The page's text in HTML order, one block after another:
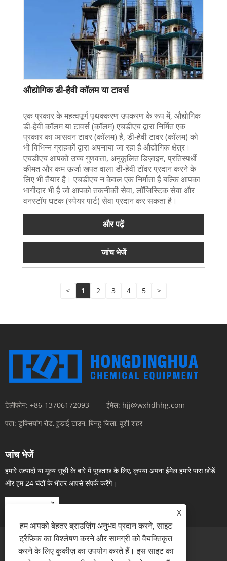
औद्योगिक डी-हैवी कॉलम या टावर्स
एक प्रकार के महत्वपूर्ण पृथक्करण उपकरण के रूप में, औद्योगिक
डी-हेवी कॉलम या टावर्स (कॉलम) एचडीएच द्वारा निर्मित एक
प्रकार का आसवन टावर (कॉलम) है, डी-हेवी टावर (कॉलम) को
भी विभिन्न ग्राहकों द्वारा अपनाया जा रहा है औद्योगिक क्षेत्र।
एचडीएच आपको उच्च गुणवत्ता, अनुकूलित डिज़ाइन, प्रतिस्पर्धी
कीमत और कम ऊर्जा खपत वाला डी-हेवी टॉवर प्रदान करने के
लिए भी तैयार है। एचडीएच न केवल एक निर्माता है बल्कि आपका
भागीदार भी है जो आपको तकनीकी सेवा, लॉजिस्टिक सेवा और
वनस्टॉप घटक (स्पेयर पार्ट) सेवा प्रदान कर सकता है।
और पढ़ें
जांच भेजें
< 1 2 3 4 5 >
टेलीफोन: +86-13706172093 ईमेल: hjj@wxhdhhg.com
पता: डुक्सियांग रोड, हुडाई टाउन, बिनहु जिला, वूशी शहर
जांच भेजें
हमारे उत्पादों या मूल्य सूची के बारे में पूछताछ के लिए, कृपया अपना ईमेल हमारे पास छोड़ें
और हम 24 घंटों के भीतर आपसे संपर्क करेंगे।
अब पूछताछ करें
Links Sitemap RSS XML गोपनीयता नीति
X
हम आपको बेहतर ब्राउज़िंग अनुभव प्रदान करने, साइट
ट्रैफ़िक का विश्लेषण करने और सामग्री को वैयक्तिकृत
करने के लिए कुकीज़ का उपयोग करते हैं। इस साइट का